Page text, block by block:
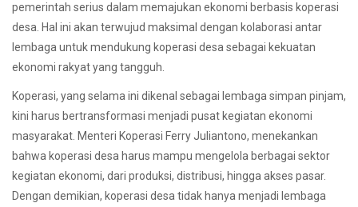
pemerintah serius dalam memajukan ekonomi berbasis koperasi
desa. Hal ini akan terwujud maksimal dengan kolaborasi antar
lembaga untuk mendukung koperasi desa sebagai kekuatan
ekonomi rakyat yang tangguh.
Koperasi, yang selama ini dikenal sebagai lembaga simpan pinjam,
kini harus bertransformasi menjadi pusat kegiatan ekonomi
masyarakat. Menteri Koperasi Ferry Juliantono, menekankan
bahwa koperasi desa harus mampu mengelola berbagai sektor
kegiatan ekonomi, dari produksi, distribusi, hingga akses pasar.
Dengan demikian, koperasi desa tidak hanya menjadi lembaga